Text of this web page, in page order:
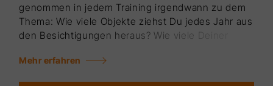
genommen in jedem Training irgend­wann zu dem
Thema: Wie viele Objekte ziehst Du jedes Jahr aus
den Besichtigungen heraus? Wie viele Deiner
bekommen oder nicht, ge­ben Dir ihre Immobilie
Mehr erfahren